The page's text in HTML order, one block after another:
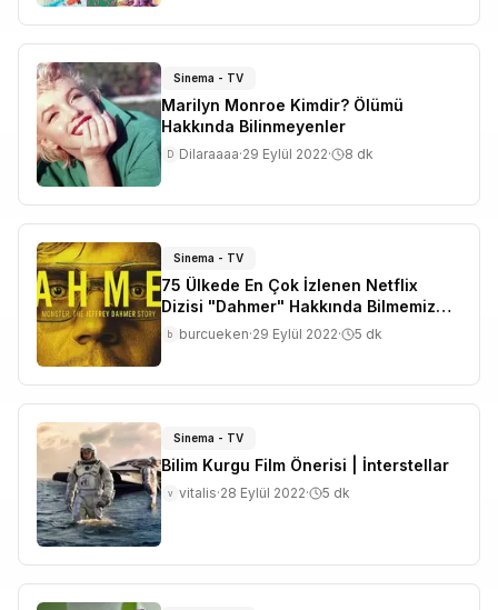
Sinema - TV
Marilyn Monroe Kimdir? Ölümü
Hakkında Bilinmeyenler
D Dilaraaaa·29 Eylül 2022· 8 dk
Sinema - TV
75 Ülkede En Çok İzlenen Netflix
Dizisi "Dahmer" Hakkında Bilmemiz
Gerekenler
b burcueken·29 Eylül 2022· 5 dk
Sinema - TV
Bilim Kurgu Film Önerisi | İnterstellar
v vitalis·28 Eylül 2022· 5 dk